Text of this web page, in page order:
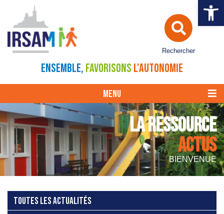
Ouvrir
Rechercher
ENSEMBLE, FAVORISONS L'AUTONOMIE
MENU
LA RESSOURCE
ACTUS
BIENVENUE
TOUTES LES ACTUALITÉS